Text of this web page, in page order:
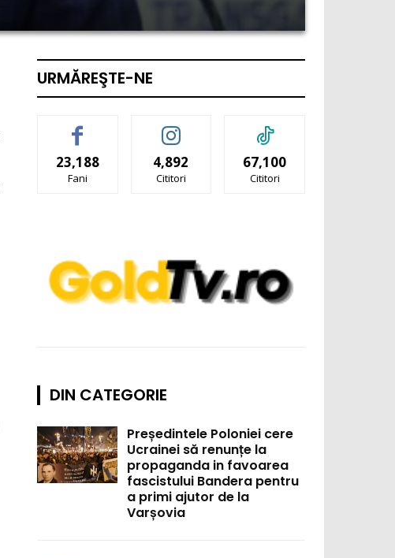
URMĂREŞTE-NE
23,188
Fani
4,892
Cititori
67,100
Cititori
DIN CATEGORIE
Președintele Poloniei cere
Ucrainei să renunțe la
propaganda in favoarea
fascistului Bandera pentru
a primi ajutor de la
Varșovia